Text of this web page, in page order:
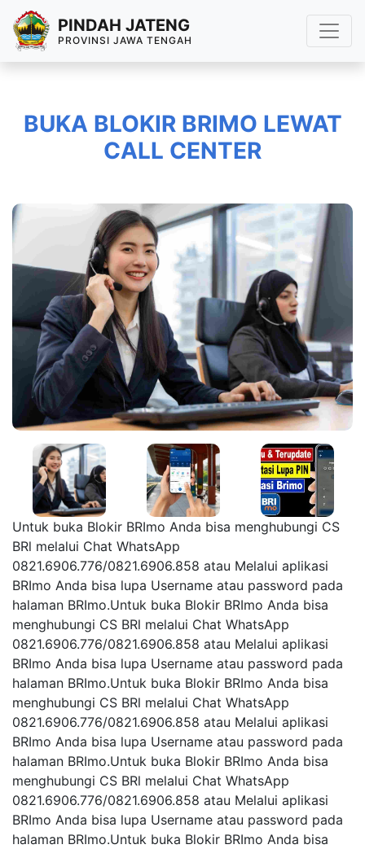
PINDAH JATENG
PROVINSI JAWA TENGAH
BUKA BLOKIR BRIMO LEWAT
CALL CENTER
Untuk buka Blokir BRImo Anda bisa menghubungi CS
BRl melalui Chat WhatsApp
0821.6906.776/0821.6906.858 atau Melalui aplikasi
BRImo Anda bisa lupa Username atau password pada
halaman BRImo.Untuk buka Blokir BRImo Anda bisa
menghubungi CS BRl melalui Chat WhatsApp
0821.6906.776/0821.6906.858 atau Melalui aplikasi
BRImo Anda bisa lupa Username atau password pada
halaman BRImo.Untuk buka Blokir BRImo Anda bisa
menghubungi CS BRl melalui Chat WhatsApp
0821.6906.776/0821.6906.858 atau Melalui aplikasi
BRImo Anda bisa lupa Username atau password pada
halaman BRImo.Untuk buka Blokir BRImo Anda bisa
menghubungi CS BRl melalui Chat WhatsApp
0821.6906.776/0821.6906.858 atau Melalui aplikasi
BRImo Anda bisa lupa Username atau password pada
halaman BRImo.Untuk buka Blokir BRImo Anda bisa